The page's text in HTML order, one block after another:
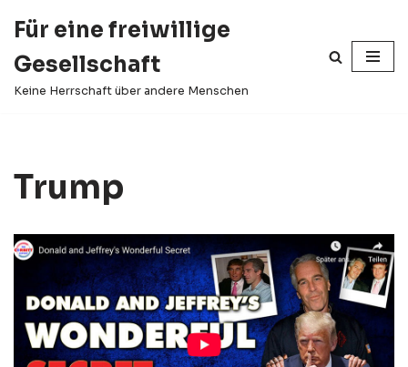
Inhalt
springen
Für eine freiwillige
Gesellschaft
Keine Herrschaft über andere Menschen
Trump